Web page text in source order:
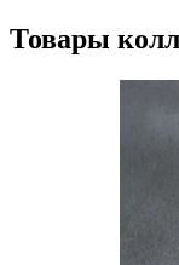
Товары